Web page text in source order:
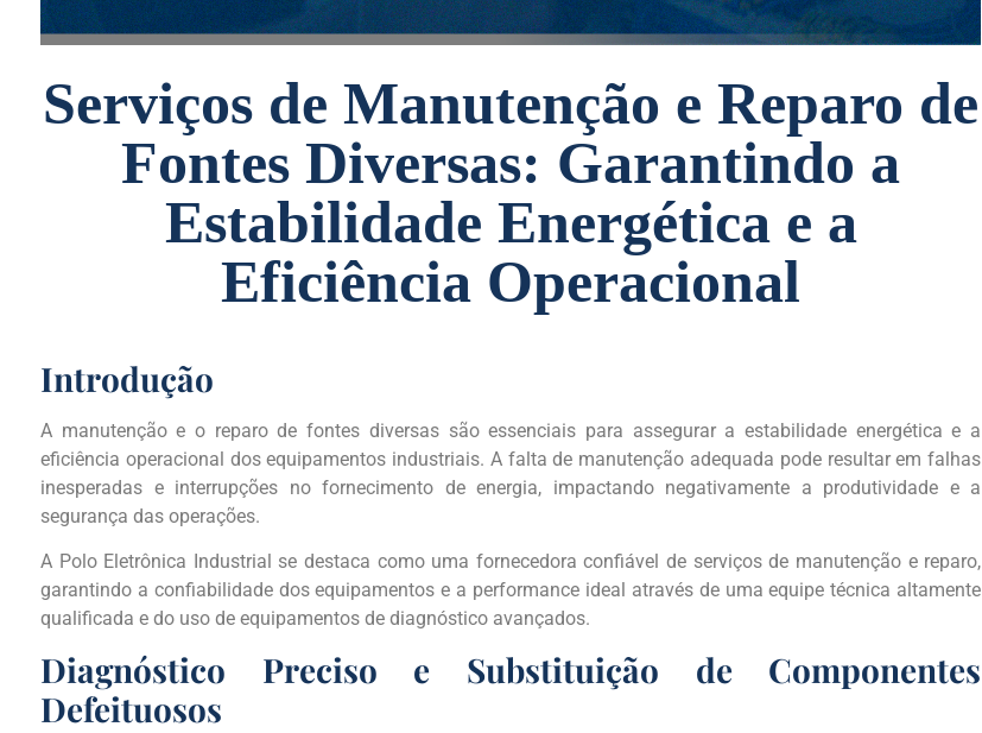
Serviços de Manutenção e Reparo de
Fontes Diversas: Garantindo a
Estabilidade Energética e a
Eficiência Operacional
Introdução
A manutenção e o reparo de fontes diversas são essenciais para assegurar a estabilidade energética e a
eficiência operacional dos equipamentos industriais. A falta de manutenção adequada pode resultar em falhas
inesperadas e interrupções no fornecimento de energia, impactando negativamente a produtividade e a
segurança das operações.
A Polo Eletrônica Industrial se destaca como uma fornecedora confiável de serviços de manutenção e reparo,
garantindo a confiabilidade dos equipamentos e a performance ideal através de uma equipe técnica altamente
qualificada e do uso de equipamentos de diagnóstico avançados.
Diagnóstico Preciso e Substituição de Componentes
Defeituosos